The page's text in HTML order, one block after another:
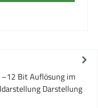
–12 Bit Auflösung im
Darstellung